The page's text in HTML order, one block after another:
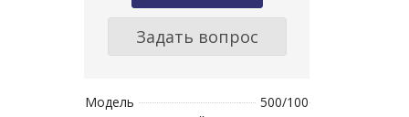
Задать вопрос
Модель
500/100